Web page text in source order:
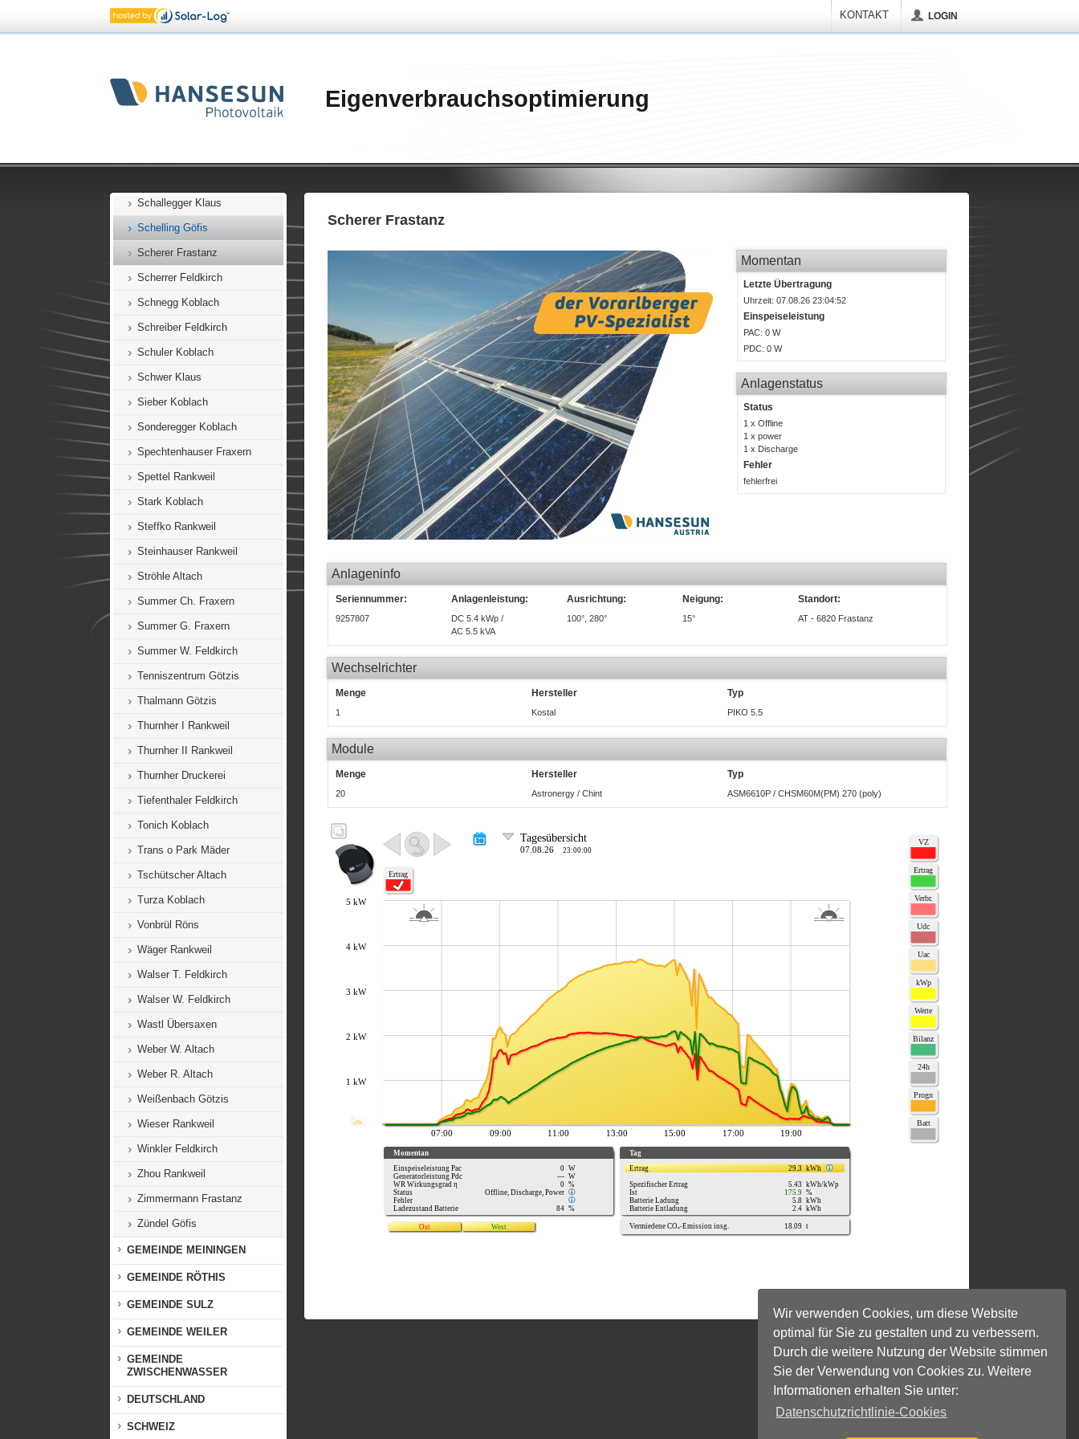
Wir verwenden Cookies, um diese Website
optimal für Sie zu gestalten und zu verbessern.
Durch die weitere Nutzung der Website stimmen
Sie der Verwendung von Cookies zu. Weitere
Informationen erhalten Sie unter:
Datenschutzrichtlinie-Cookies
KONTAKT LOGIN
Eigenverbrauchsoptimierung
Salzgeber Feldkirch
Schallegger Klaus
Schelling Göfis
Scherer Frastanz
Scherrer Feldkirch
Schnegg Koblach
Schreiber Feldkirch
Schuler Koblach
Schwer Klaus
Sieber Koblach
Sonderegger Koblach
Spechtenhauser Fraxern
Spettel Rankweil
Stark Koblach
Steffko Rankweil
Steinhauser Rankweil
Ströhle Altach
Summer Ch. Fraxern
Summer G. Fraxern
Summer W. Feldkirch
Tenniszentrum Götzis
Thalmann Götzis
Thurnher I Rankweil
Thurnher II Rankweil
Thurnher Druckerei
Tiefenthaler Feldkirch
Tonich Koblach
Trans o Park Mäder
Tschütscher Altach
Turza Koblach
Vonbrül Röns
Wäger Rankweil
Walser T. Feldkirch
Walser W. Feldkirch
Wastl Übersaxen
Weber W. Altach
Weber R. Altach
Weißenbach Götzis
Wieser Rankweil
Winkler Feldkirch
Zhou Rankweil
Zimmermann Frastanz
Zündel Göfis
GEMEINDE MEININGEN
GEMEINDE RÖTHIS
GEMEINDE SULZ
GEMEINDE WEILER
GEMEINDE
ZWISCHENWASSER
DEUTSCHLAND
SCHWEIZ
Scherer Frastanz
Momentan
Letzte Übertragung
Uhrzeit: 07.08.26 23:04:52
Einspeiseleistung
PAC: 0 W
PDC: 0 W
Anlagenstatus
Status
1 x Offline
1 x power
1 x Discharge
Fehler
fehlerfrei
Anlageninfo
Seriennummer: Anlagenleistung: Ausrichtung: Neigung: Standort:
9257807
DC 5.4 kWp /
AC 5.5 kVA
100°, 280° 15° AT - 6820 Frastanz
Wechselrichter
Menge Hersteller Typ
1 Kostal PIKO 5.5
Module
Menge Hersteller Typ
20 Astronergy / Chint ASM6610P / CHSM60M(PM) 270 (poly)